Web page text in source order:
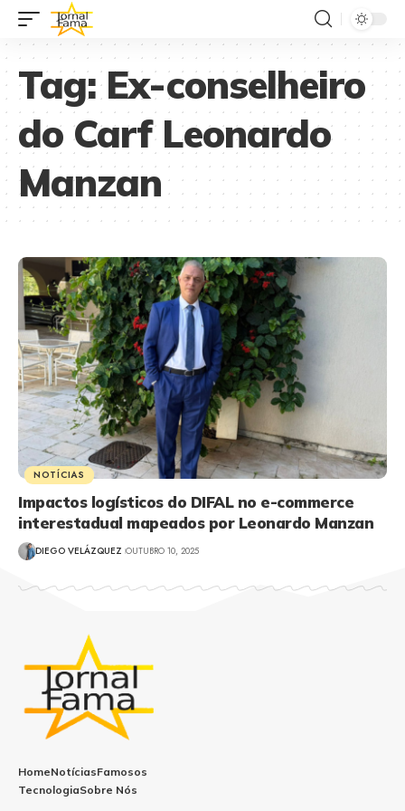
Tag:Ex-conselheiro
do Carf Leonardo
Manzan
NOTÍCIAS
Impactos logísticos do DIFAL no e-commerce
interestadual mapeados por Leonardo Manzan
DIEGO VELÁZQUEZ OUTUBRO 10, 2025
HomeNotíciasFamosos
TecnologiaSobre Nós